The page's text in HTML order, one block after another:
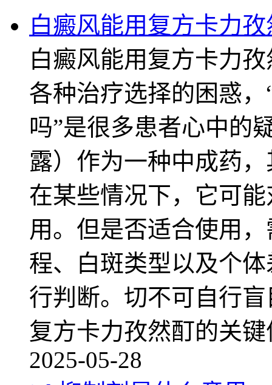
白癜风能用复方卡力
白癜风能用复方卡力
各种治疗选择的困惑
吗”是很多患者心中的
露）作为一种中成药
在某些情况下，它可
用。但是否适合使用
程、白斑类型以及个
行判断。切不可自行
复方卡力孜然酊的关键
2025-05-28